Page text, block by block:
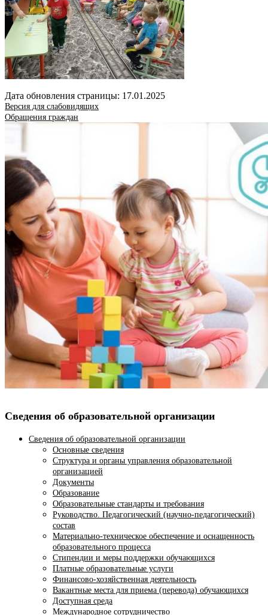
Дата обновления страницы: 17.01.2025
Версия для слабовидящих
Обращения граждан
Сведения об образовательной организации
Сведения об образовательной организации
Основные сведения
Структура и органы управления образовательной
организацией
Документы
Образование
Образовательные стандарты и требования
Руководство. Педагогический (научно-педагогический)
состав
Материально-техническое обеспечение и оснащенность
образовательного процесса
Стипендии и меры поддержки обучающихся
Платные образовательные услуги
Финансово-хозяйственная деятельность
Вакантные места для приема (перевода) обучающихся
Доступная среда
Международное сотрудничество